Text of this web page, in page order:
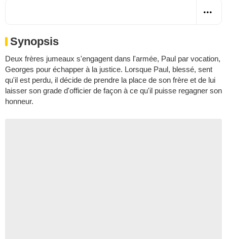
Synopsis
Deux frères jumeaux s'engagent dans l'armée, Paul par vocation,
Georges pour échapper à la justice. Lorsque Paul, blessé, sent
qu'il est perdu, il décide de prendre la place de son frère et de lui
laisser son grade d'officier de façon à ce qu'il puisse regagner son
honneur.